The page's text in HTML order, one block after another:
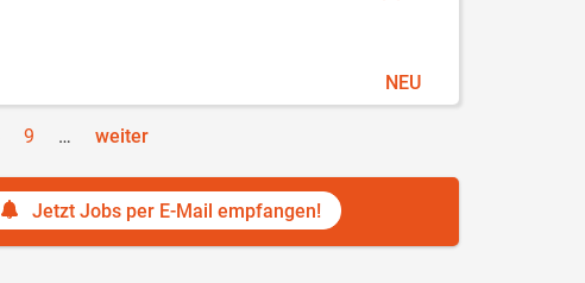
NEU
9 … weiter
Jetzt Jobs per E-Mail empfangen!